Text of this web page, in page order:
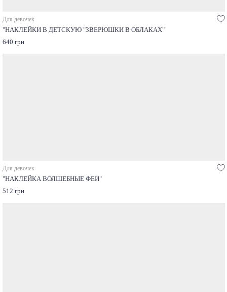
Для девочек
"НАКЛЕЙКИ В ДЕТСКУЮ "ЗВЕРЮШКИ В ОБЛАКАХ"
640 грн
Для девочек
"НАКЛЕЙКА ВОЛШЕБНЫЕ ФЕИ"
512 грн